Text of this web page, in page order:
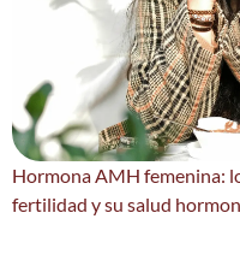
Hormona AMH femenina:
fertilidad y su salud